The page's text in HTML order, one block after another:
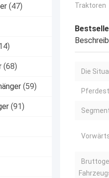
(47)
(68)
(59)
(91)
Traktoren
Die